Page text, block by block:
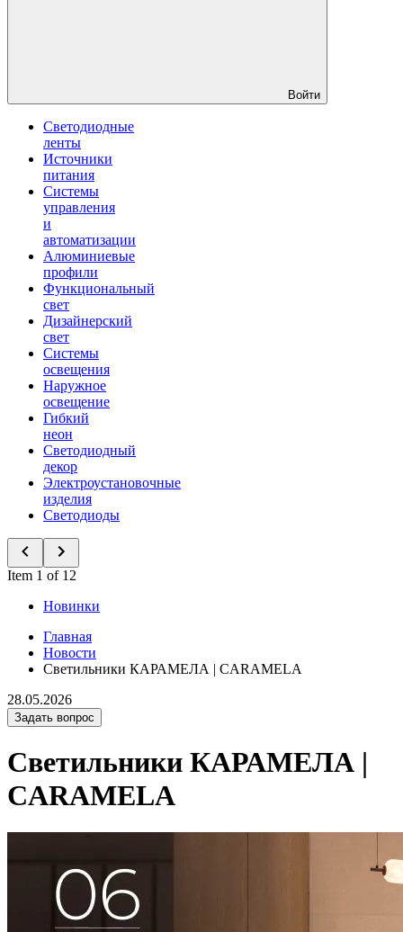
Войти
Светодиодные
ленты
Источники
питания
Системы
управления
и
автоматизации
Алюминиевые
профили
Функциональный
свет
Дизайнерский
свет
Системы
освещения
Наружное
освещение
Гибкий
неон
Светодиодный
декор
Электроустановочные
изделия
Светодиоды
Item 1 of 12
Новинки
Главная
Новости
Светильники КАРАМЕЛА | CARAMELA
28.05.2026
Задать вопрос
Светильники КАРАМЕЛА |
CARAMELA